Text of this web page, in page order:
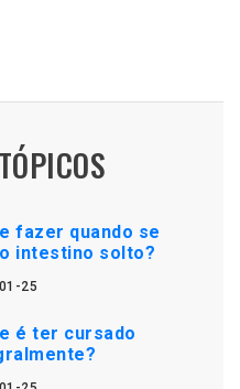
fazer quando se
intestino solto?
25
é ter cursado